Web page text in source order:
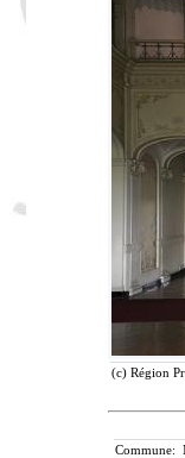
(c) Région
Commune: